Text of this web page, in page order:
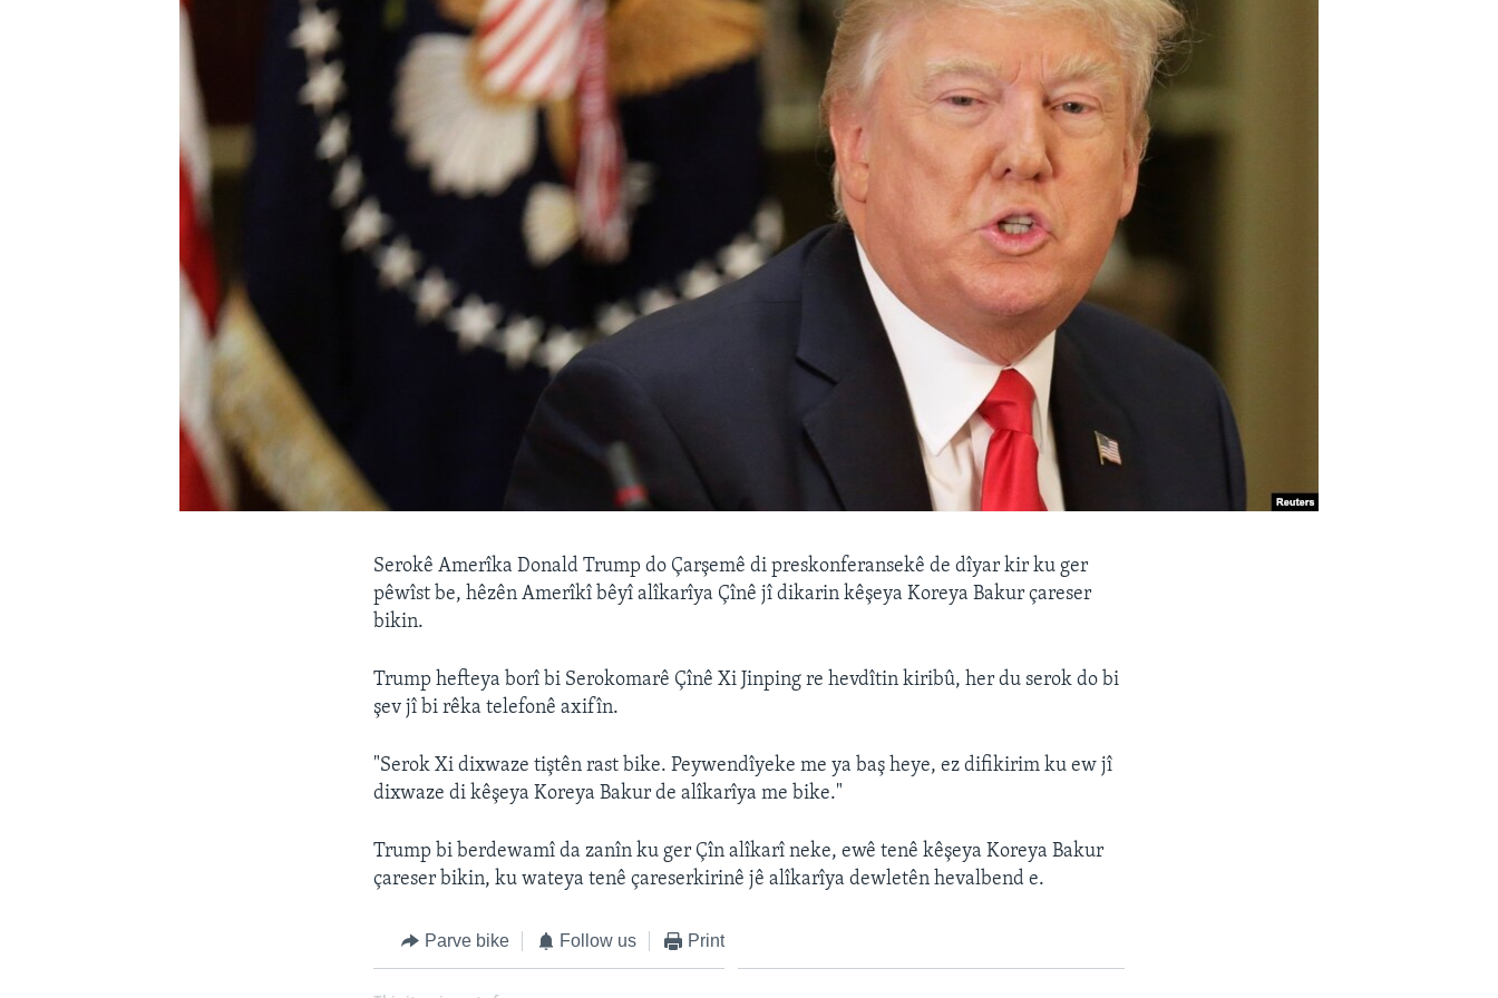
Serokê Amerîka Donald Trump do Çarşemê di preskonferansekê de dîyar kir ku ger
pêwîst be, hêzên Amerîkî bêyî alîkarîya Çînê jî dikarin kêşeya Koreya Bakur çareser
bikin.
Trump hefteya borî bi Serokomarê Çînê Xi Jinping re hevdîtin kiribû, her du serok do bi
şev jî bi rêka telefonê axifîn.
"Serok Xi dixwaze tiştên rast bike. Peywendîyeke me ya baş heye, ez difikirim ku ew jî
dixwaze di kêşeya Koreya Bakur de alîkarîya me bike."
Trump bi berdewamî da zanîn ku ger Çîn alîkarî neke, ewê tenê kêşeya Koreya Bakur
çareser bikin, ku wateya tenê çareserkirinê jê alîkarîya dewletên hevalbend e.
Parve bike Follow us Print